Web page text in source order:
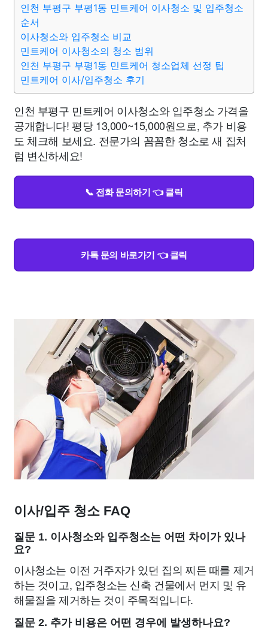
인천 부평구 부평1동 민트케어 이사청소 및 입주청소
순서
이사청소와 입주청소 비교
민트케어 이사청소의 청소 범위
인천 부평구 부평1동 민트케어 청소업체 선정 팁
민트케어 이사/입주청소 후기
인천 부평구 민트케어 이사청소와 입주청소 가격을
공개합니다! 평당 13,000~15,000원으로, 추가 비용
도 체크해 보세요. 전문가의 꼼꼼한 청소로 새 집처
럼 변신하세요!
📞 전화 문의하기 👈 클릭
카톡 문의 바로가기 👈 클릭
이사/입주 청소 FAQ
질문 1. 이사청소와 입주청소는 어떤 차이가 있나
요?
이사청소는 이전 거주자가 있던 집의 찌든 때를 제거
하는 것이고, 입주청소는 신축 건물에서 먼지 및 유
해물질을 제거하는 것이 주목적입니다.
질문 2. 추가 비용은 어떤 경우에 발생하나요?